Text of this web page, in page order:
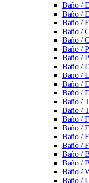
Baño /
Baño /
Baño /
Baño /
Baño /
Baño /
Baño /
Baño /
Baño /
Baño /
Baño /
Baño /
Baño /
Baño /
Baño /
Baño /
Baño /
Baño /
Baño /
Baño /
Baño /